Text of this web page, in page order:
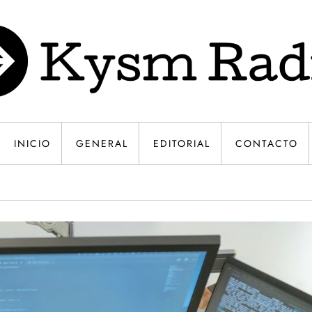
INICIO GENERAL EDITORIAL CONTACTO